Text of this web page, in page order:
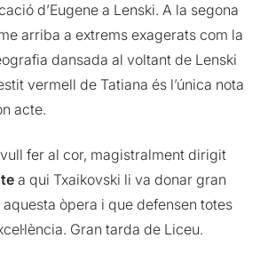
d’Eugene a Lenski. A la segona
arriba a extrems exagerats com la
dansada al voltant de Lenski
vermell de Tatiana és l’única nota
acte.
fer al cor, magistralment dirigit
a qui Txaikovski li va donar gran
òpera i que defensen totes
Gran tarda de Liceu.